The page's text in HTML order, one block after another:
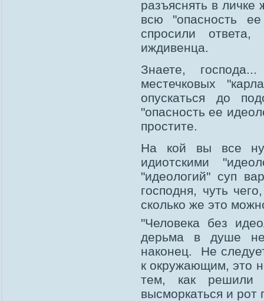
разъяснять в личке
всю "опасность
спросили ответа,
иждивенца.
Знаете,
местечковых
опускаться до
"опасность ее
простите.
На кой вы все
идиотскими
"идеологий" суп
господня, чуть
сколько же это
"Человека без
дерьма в душе
наконец. Не
к окружающим, это
тем, как решили
высморкаться и рот